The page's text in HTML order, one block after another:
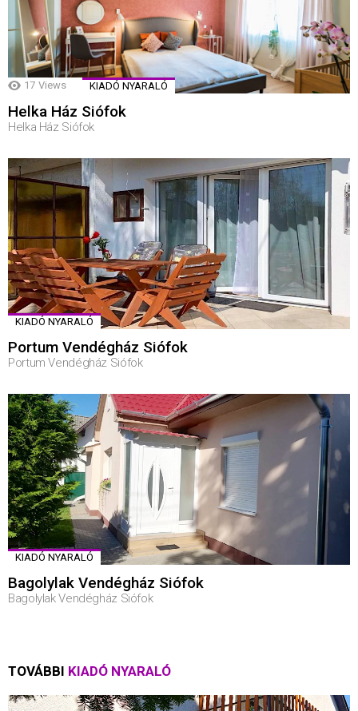
17 Views KIADÓ NYARALÓ
Helka Ház Siófok
Helka Ház Siófok
KIADÓ NYARALÓ
Portum Vendégház Siófok
Portum Vendégház Siófok
KIADÓ NYARALÓ
Bagolylak Vendégház Siófok
Bagolylak Vendégház Siófok
TOVÁBBI KIADÓ NYARALÓ